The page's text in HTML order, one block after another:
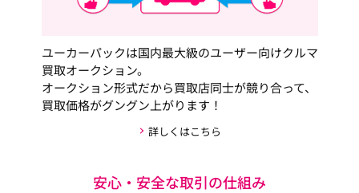
ユーカーパックは国内最大級のユーザー向けクルマ
買取オークション。
オークション形式だから買取店同士が競り合って、
買取価格がグングン上がります！
詳しくはこちら
安心・安全な取引の仕組み